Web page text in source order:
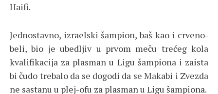
Haifi.
Jednostavno, izraelski šampion, baš kao i crveno-
beli, bio je ubedljiv u prvom meču trećeg kola
kvalifikacija za plasman u Ligu šampiona i zaista
bi čudo trebalo da se dogodi da se Makabi i Zvezda
ne sastanu u plej-ofu za plasman u Ligu šampiona.